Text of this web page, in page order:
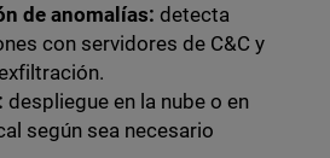
de anomalías: detecta
con servidores de C&C y
despliegue en la nube o en
según sea necesario